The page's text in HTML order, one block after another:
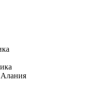
Алания